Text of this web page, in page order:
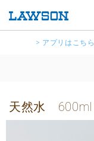
> アプリはこちら
天然水 600ml